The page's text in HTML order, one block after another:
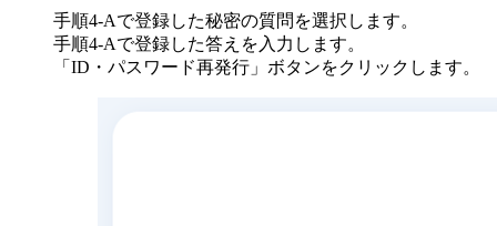
手順4-Aで登録した秘密の質問を選択します。
手順4-Aで登録した答えを入力します。
「ID・パスワード再発行」ボタンをクリックします。